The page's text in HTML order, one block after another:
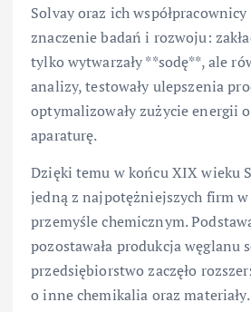
Solvay oraz ich
znaczenie badań i rozwoju:
tylko wytwarzały **sodę**, ale
analizy, testowały ulepszenia
optymalizowały zużycie energii
aparaturę.
Dzięki temu w końcu XIX wieku
jedną z najpotężniejszych firm
przemyśle chemicznym.
pozostawała produkcja węglanu
przedsiębiorstwo zaczęło
o inne chemikalia oraz